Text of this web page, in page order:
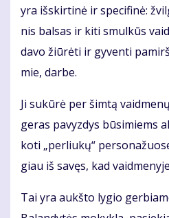
yra iš­skir­ti­nė ir spe­ci­fi­nė:
nis bal­sas ir ki­ti smul­kūs
da­vo žiū­rė­ti ir gy­ven­ti
mie, dar­be.
Ji su­kū­rė per šim­tą
ge­ras pa­vyz­dys bū­si­miems
ko­ti „per­liu­kų“
giau iš sa­vęs, kad
Tai yra aukš­to ly­gio